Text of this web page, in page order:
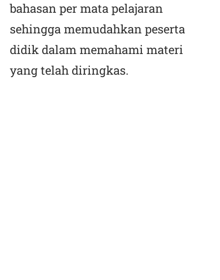
bahasan per mata pelajaran
sehingga memudahkan peserta
didik dalam memahami materi
yang telah diringkas.